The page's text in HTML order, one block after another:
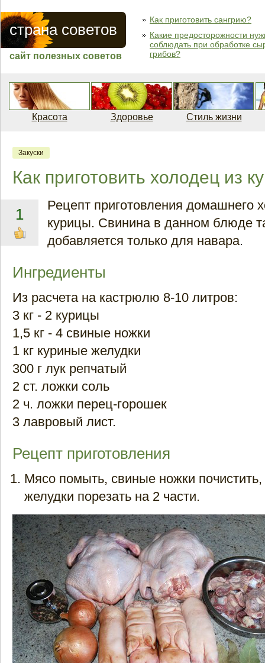
страна советов
сайт полезных советов
Как приготовить сангрию?
Какие предосторожности
соблюдать при обработке
грибов?
Красота Здоровье Стиль жизни
Закуски
Как приготовить холодец из
1
Рецепт приготовления домашнего
курицы. Свинина в данном блюде
добавляется только для навара.
Ингредиенты
Из расчета на кастрюлю 8-10 литров:
3 кг - 2 курицы
1,5 кг - 4 свиные ножки
1 кг куриные желудки
300 г лук репчатый
2 ст. ложки соль
2 ч. ложки перец-горошек
3 лавровый лист.
Рецепт приготовления
Мясо помыть, свиные ножки
желудки порезать на 2 части.